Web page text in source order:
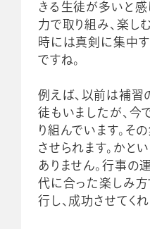
きる生徒が多いと感
力で取り組み、楽し
時には真剣に集中す
ですね。
例えば、以前は補
徒もいましたが、今
り組んでいます。そ
させられます。かと
ありません。行事の
代に合った楽しみ方
行し、成功させてくれ